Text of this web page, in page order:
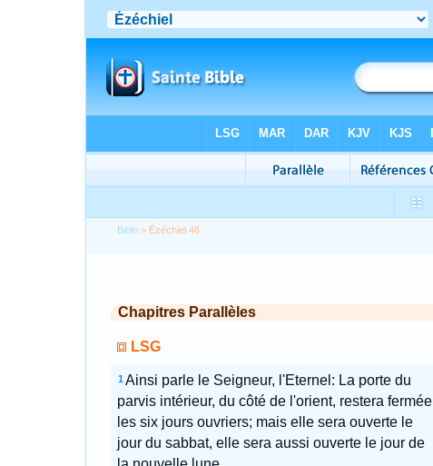
Bible > Ézéchiel 46
Chapitres Parallèles
LSG
1 Ainsi parle le Seigneur, l'Eternel: La porte du
parvis intérieur, du côté de l'orient, restera fermée
les six jours ouvriers; mais elle sera ouverte le
jour du sabbat, elle sera aussi ouverte le jour de